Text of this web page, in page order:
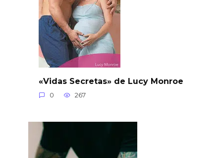
«Vidas Secretas» de Lucy Monroe
0 267